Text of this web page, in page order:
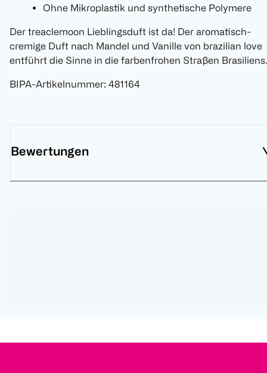
Ohne Mikroplastik und synthetische Polymere
Der treaclemoon Lieblingsduft ist da! Der aromatisch-
cremige Duft nach Mandel und Vanille von brazilian love
entführt die Sinne in die farbenfrohen Straßen Brasiliens.
BIPA-Artikelnummer: 481164
Bewertungen